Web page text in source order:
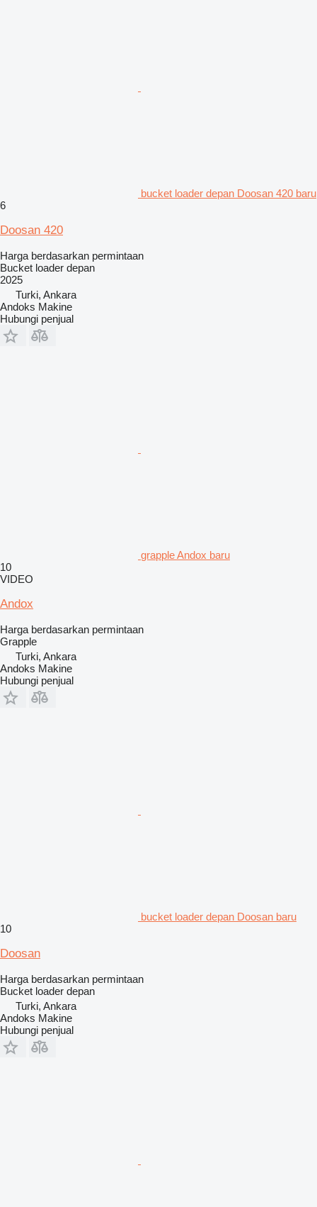
bucket loader depan Doosan 420 baru
6
Doosan 420
Harga berdasarkan permintaan
Bucket loader depan
2025
Turki, Ankara
Andoks Makine
Hubungi penjual
grapple Andox baru
10
VIDEO
Andox
Harga berdasarkan permintaan
Grapple
Turki, Ankara
Andoks Makine
Hubungi penjual
bucket loader depan Doosan baru
10
Doosan
Harga berdasarkan permintaan
Bucket loader depan
Turki, Ankara
Andoks Makine
Hubungi penjual